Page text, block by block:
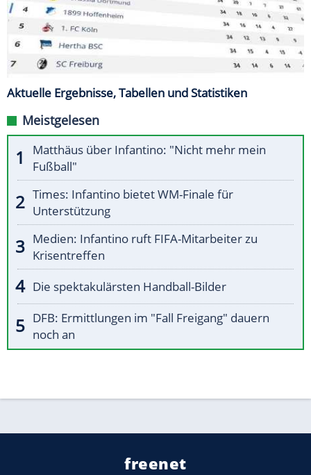
Aktuelle Ergebnisse, Tabellen und Statistiken
Meistgelesen
Matthäus über Infantino: "Nicht mehr mein
Fußball"
Times: Infantino bietet WM-Finale für
Unterstützung
Medien: Infantino ruft FIFA-Mitarbeiter zu
Krisentreffen
Die spektakulärsten Handball-Bilder
DFB: Ermittlungen im "Fall Freigang" dauern
noch an
freenet